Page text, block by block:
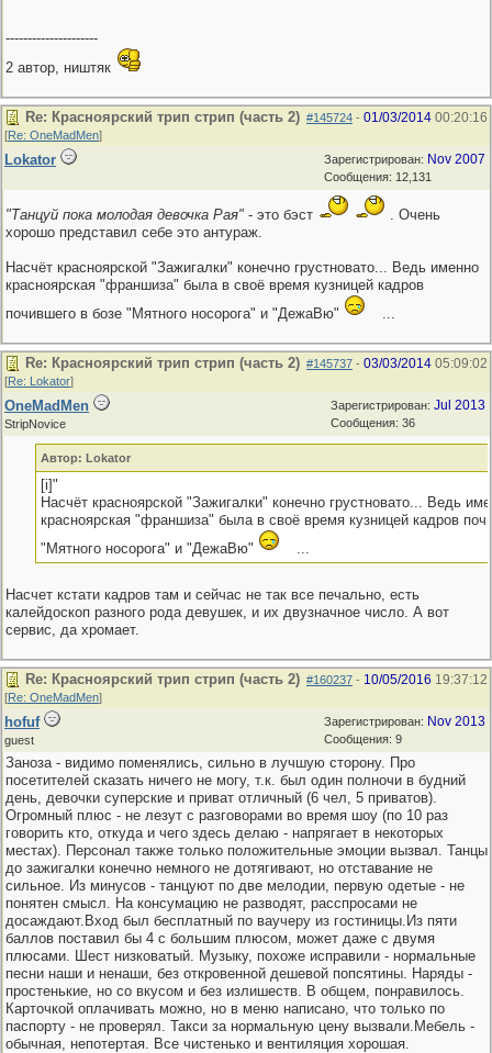
---------------------
2 автор, ништяк
#145724 - 01/03/2014 00:20:16
Re: Красноярский трип стрип (часть 2)
[Re: OneMadMen]
Зарегистрирован: Nov 2007
Сообщения: 12,131
Lokator
"Танцуй пока молодая девочка Рая" - это бэст
. Очень
хорошо представил себе это антураж.
Насчёт красноярской "Зажигалки" конечно грустновато... Ведь именно
красноярская "франшиза" была в своё время кузницей кадров
почившего в бозе "Мятного носорога" и "ДежаВю"
...
#145737 - 03/03/2014 05:09:02
Re: Красноярский трип стрип (часть 2)
[Re: Lokator]
Зарегистрирован: Jul 2013
Сообщения: 36
OneMadMen
StripNovice
Автор: Lokator
[i]"
Насчёт красноярской "Зажигалки" конечно грустновато... Ведь
красноярская "франшиза" была в своё время кузницей кадров
"Мятного носорога" и "ДежаВю"
...
Насчет кстати кадров там и сейчас не так все печально, есть
калейдоскоп разного рода девушек, и их двузначное число. А вот
сервис, да хромает.
#160237 - 10/05/2016 19:37:12
Re: Красноярский трип стрип (часть 2)
[Re: OneMadMen]
Зарегистрирован: Nov 2013
Сообщения: 9
hofuf
guest
Заноза - видимо поменялись, сильно в лучшую сторону. Про
посетителей сказать ничего не могу, т.к. был один полночи в будний
день, девочки суперские и приват отличный (6 чел, 5 приватов).
Огромный плюс - не лезут с разговорами во время шоу (по 10 раз
говорить кто, откуда и чего здесь делаю - напрягает в некоторых
местах). Персонал также только положительные эмоции вызвал. Танцы
до зажигалки конечно немного не дотягивают, но отставание не
сильное. Из минусов - танцуют по две мелодии, первую одетые - не
понятен смысл. На консумацию не разводят, расспросами не
досаждают.Вход был бесплатный по ваучеру из гостиницы.Из пяти
баллов поставил бы 4 с большим плюсом, может даже с двумя
плюсами. Шест низковатый. Музыку, похоже исправили - нормальные
песни наши и ненаши, без откровенной дешевой попсятины. Наряды -
простенькие, но со вкусом и без излишеств. В общем, понравилось.
Карточкой оплачивать можно, но в меню написано, что только по
паспорту - не проверял. Такси за нормальную цену вызвали.Мебель -
обычная, непотертая. Все чистенько и вентиляция хорошая.